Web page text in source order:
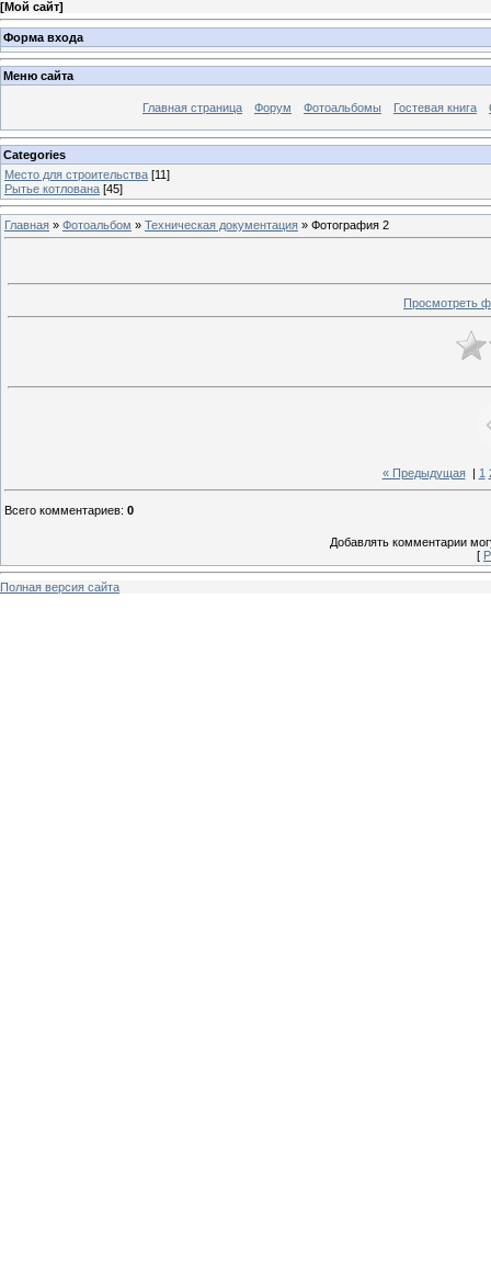
[Мой сайт]
Форма входа
Меню сайта
Главная страница Форум Фотоальбомы Гостевая книга
Categories
Место для строительства [11]
Рытье котлована [45]
Главная » Фотоальбом » Техническая документация » Фотография 2
Просмотреть
« Предыдущая| 1
Всего комментариев: 0
Добавлять комментарии
[
Полная версия сайта